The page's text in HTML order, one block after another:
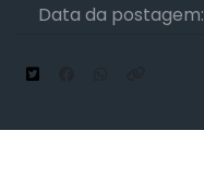
Data da postagem: